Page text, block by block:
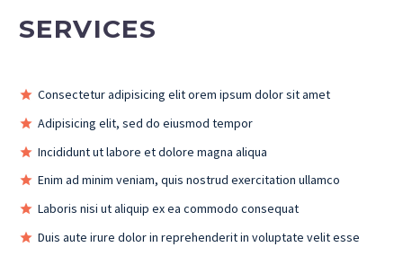
SERVICES
Consectetur adipisicing elit orem ipsum dolor sit amet
Adipisicing elit, sed do eiusmod tempor
Incididunt ut labore et dolore magna aliqua
Enim ad minim veniam, quis nostrud exercitation ullamco
Laboris nisi ut aliquip ex ea commodo consequat
Duis aute irure dolor in reprehenderit in voluptate velit esse